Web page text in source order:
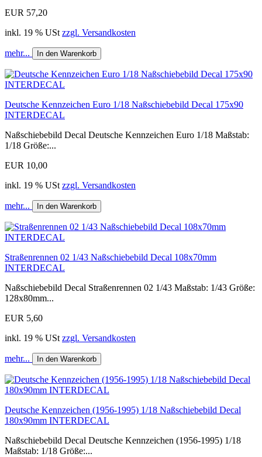
EUR 57,20
inkl. 19 % USt zzgl. Versandkosten
mehr... In den Warenkorb
Deutsche Kennzeichen Euro 1/18 Naßschiebebild Decal 175x90
INTERDECAL
Naßschiebebild Decal Deutsche Kennzeichen Euro 1/18 Maßstab:
1/18 Größe:...
EUR 10,00
inkl. 19 % USt zzgl. Versandkosten
mehr... In den Warenkorb
Straßenrennen 02 1/43 Naßschiebebild Decal 108x70mm
INTERDECAL
Naßschiebebild Decal Straßenrennen 02 1/43 Maßstab: 1/43 Größe:
128x80mm...
EUR 5,60
inkl. 19 % USt zzgl. Versandkosten
mehr... In den Warenkorb
Deutsche Kennzeichen (1956-1995) 1/18 Naßschiebebild Decal
180x90mm INTERDECAL
Naßschiebebild Decal Deutsche Kennzeichen (1956-1995) 1/18
Maßstab: 1/18 Größe:...